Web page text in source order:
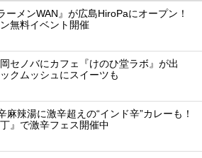
ーメンWAN』が広島HiroPaにオープン！
無料イベント開催
セノバにカフェ『けのひ堂ラボ』が出
クムッシュにスイーツも
麻辣湯に激辛超えの“インド辛”カレーも！
丁』で激辛フェス開催中